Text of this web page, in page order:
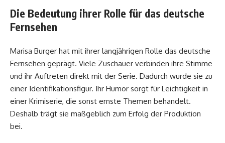
Die Bedeutung ihrer Rolle für das deutsche
Fernsehen
Marisa Burger hat mit ihrer langjährigen Rolle das deutsche
Fernsehen geprägt. Viele Zuschauer verbinden ihre Stimme
und ihr Auftreten direkt mit der Serie. Dadurch wurde sie zu
einer Identifikationsfigur. Ihr Humor sorgt für Leichtigkeit in
einer Krimiserie, die sonst ernste Themen behandelt.
Deshalb trägt sie maßgeblich zum Erfolg der Produktion
bei.